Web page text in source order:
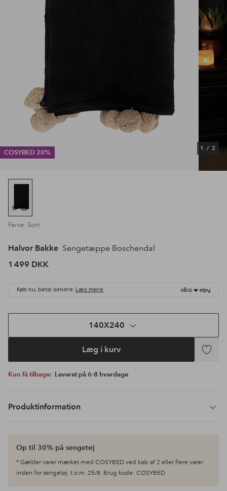
COSYBED 20%
1 / 2
Farve: Sort
Halvor Bakke Sengetæppe Boschendal
1 499 DKK
Køb nu, betal senere. Læs mere
140X240
Læg i kurv
Tilføj
Kun få tilbage: Leveret på 6-8 hverdage
Produktinformation
Op til 30% på sengetøj
* Gælder varer mærket med COSYBED ved køb af 2 eller flere varer
inden for sengetøj. t.o.m. 25/8. Brug kode: COSYBED